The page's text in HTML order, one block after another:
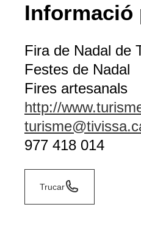
Informació
Fira de Nadal de
Festes de Nadal
Fires artesanals
http://
977 418 014
Trucar